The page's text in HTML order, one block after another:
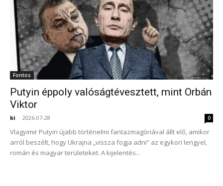
Fontos
Putyin éppoly valóságtévesztett, mint Orbán
Viktor
ki - 2026-07-28 0
Vlagyimir Putyin újabb történelmi fantazmagóriával állt elő, amikor
arról beszélt, hogy Ukrajna „vissza fogja adni” az egykori lengyel,
román és magyar területeket. A kijelentés...